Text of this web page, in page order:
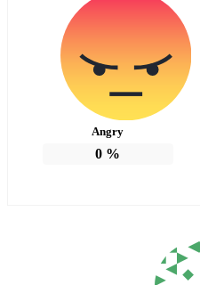
Angry
0 %